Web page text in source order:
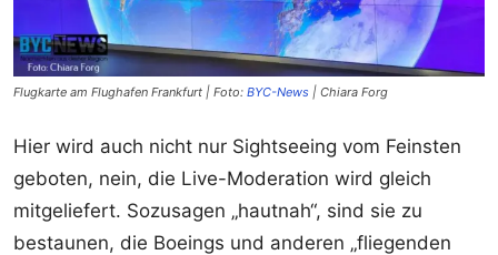
Flugkarte am Flughafen Frankfurt | Foto: BYC-News | Chiara Forg
Hier wird auch nicht nur Sightseeing vom Feinsten
geboten, nein, die Live-Moderation wird gleich
mitgeliefert. Sozusagen „hautnah“, sind sie zu
bestaunen, die Boeings und anderen „fliegenden